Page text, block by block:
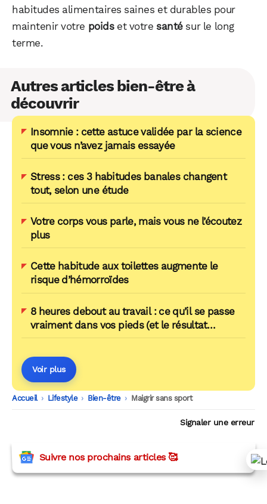
habitudes alimentaires saines et durables pour
maintenir votre poidset votresantésur le long
terme.
Autres articles bien-être à
découvrir
Insomnie : cette astuce validée par la science
que vous n’avez jamais essayée
Stress : ces 3 habitudes banales changent
tout, selon une étude
Votre corps vous parle, mais vous ne l’écoutez
plus
Cette habitude aux toilettes augmente le
risque d’hémorroïdes
8 heures debout au travail : ce qu’il se passe
vraiment dans vos pieds (et le résultat
surprend les chercheurs)
Voir plus
Accueil -
Lifestyle -
Bien-être -
Maigrir sans sport
Signaler une erreur
Suivre nos prochains articles 🥰